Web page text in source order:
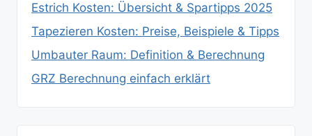
Estrich Kosten: Übersicht & Spartipps 2025
Tapezieren Kosten: Preise, Beispiele & Tipps
Umbauter Raum: Definition & Berechnung
GRZ Berechnung einfach erklärt